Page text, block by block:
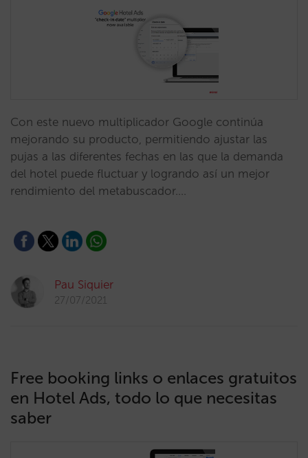
Con este nuevo multiplicador Google continúa
mejorando su producto, permitiendo ajustar las
pujas a las diferentes fechas en las que la demanda
del hotel puede fluctuar y logrando así un mejor
rendimiento del metabuscador.…
Pau Siquier
27/07/2021
Free booking links o enlaces gratuitos
en Hotel Ads, todo lo que necesitas
saber